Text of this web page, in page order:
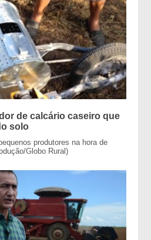
de calcário caseiro que
solo
produtores na hora de
Globo Rural)